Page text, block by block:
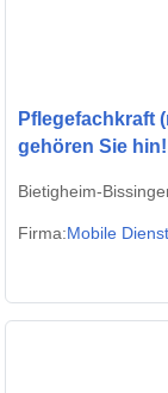
Pflegefachkraft
gehören Sie hin!
Bietigheim-
Firma:Mobile